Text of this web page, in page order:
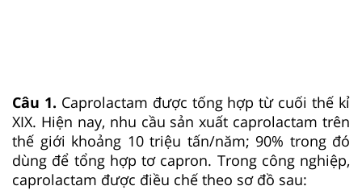
Câu 1. Caprolactam được tống hợp từ cuối thế kỉ
XIX. Hiện nay, nhu cầu sản xuất caprolactam trên
thế giới khoảng 10 triệu tấn/năm; 90% trong đó
dùng để tổng hợp tơ capron. Trong công nghiệp,
caprolactam được điều chế theo sơ đồ sau: